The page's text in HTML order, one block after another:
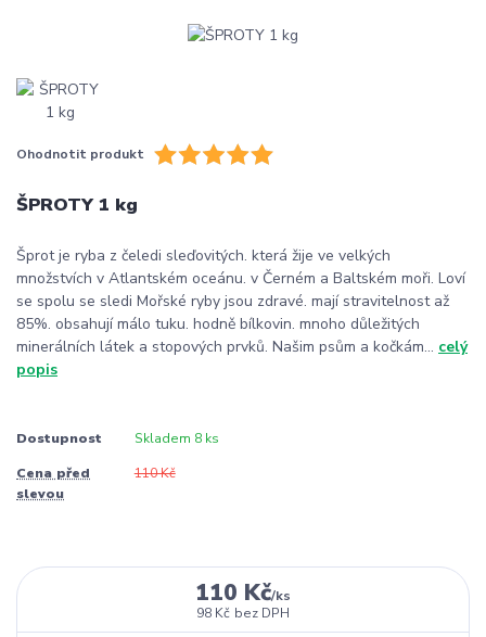
Ohodnotit produkt
ŠPROTY 1 kg
Šprot je ryba z čeledi sleďovitých. která žije ve velkých
množstvích v Atlantském oceánu. v Černém a Baltském moři. Loví
se spolu se sledi Mořské ryby jsou zdravé. mají stravitelnost až
85%. obsahují málo tuku. hodně bílkovin. mnoho důležitých
minerálních látek a stopových prvků. Našim psům a kočkám... celý
popis
Dostupnost Skladem 8 ks
Cena před
slevou
110 Kč
110 Kč/ks
98 Kč bez DPH